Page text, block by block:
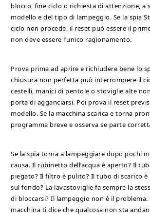
blocco, fine ciclo o richiesta di attenzione, a
modello e del tipo di lampeggio. Se la spia
ciclo non procede, il reset può essere il
non deve essere l’unico ragionamento.
Prova prima ad aprire e richiudere bene lo
chiusura non perfetta può interrompere il
cestelli, manici di pentole o stoviglie alte
porta di agganciarsi. Poi prova il reset
modello. Se la macchina scarica e torna
programma breve e osserva se parte
Se la spia torna a lampeggiare dopo pochi
causa. Il rubinetto dell’acqua è aperto? Il
piegato? Il filtro è pulito? Il tubo di scarico è
sul fondo? La lavastoviglie fa sempre la
di bloccarsi? Il lampeggio non è il problema.
macchina ti dice che qualcosa non sta